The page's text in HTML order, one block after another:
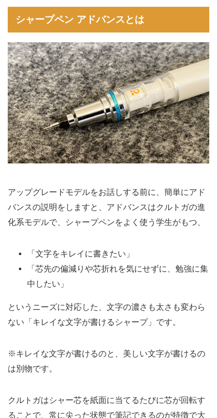
クリップ
消しゴム
ガイドパイプ
Wスピードエンジン
アップグレードモデルは低重心設計
独特の書き味は好き嫌い分かれる
まとめ
シャープペン アドバンスとは
アップグレードモデルをお話しする前に、簡単にアド
バンスの説明をしますと、アドバンスはクルトガの進
化系モデルで、シャープペンをよく使う学生がもつ、
「文字をキレイに書きたい」
「芯先の偏減りや芯折れを気にせずに、勉強に集
中したい」
というニーズに対応した、文字の濃さも太さも変わら
ない「キレイな文字が書けるシャープ」です。
※キレイな文字が書けるのと、美しい文字が書けるの
は別物です。
クルトガはシャー芯を紙面に当てるたびに芯が回転す
ることで、常に尖った状態で筆記できるのが特徴で大